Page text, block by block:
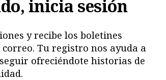
inicia sesión
y recibe los boletines
correo. Tu registro nos ayuda a
ofreciéndote historias de